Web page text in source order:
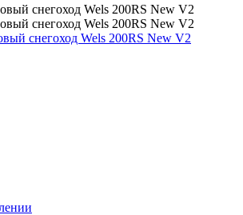
снегоход Wels 200RS New V2